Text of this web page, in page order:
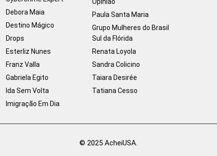
Debora Maia
Destino Mágico
Drops
Esterliz Nunes
Franz Valla
Gabriela Egito
Ida Sem Volta
Imigração Em Dia
Paula Santa Maria
Grupo Mulheres do Brasil
Sul da Flórida
Renata Loyola
Sandra Colicino
Taiara Desirée
Tatiana Cesso
© 2025 AcheiUSA.